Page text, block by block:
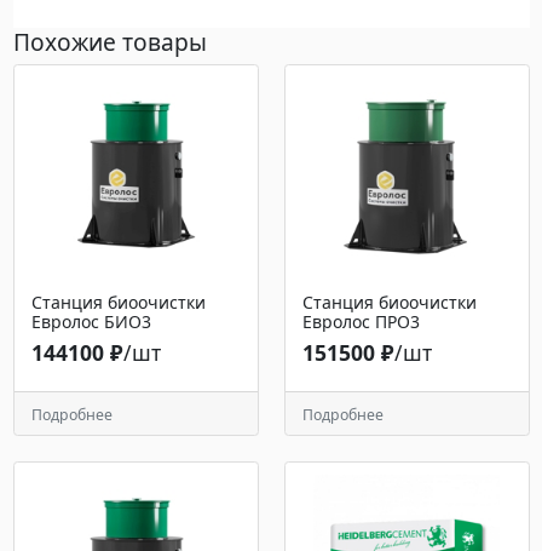
Похожие товары
Станция биоочистки
Евролос БИО3
144100 ₽/шт
Подробнее
Станция биоочистки
Евролос ПРО3
151500 ₽/шт
Подробнее